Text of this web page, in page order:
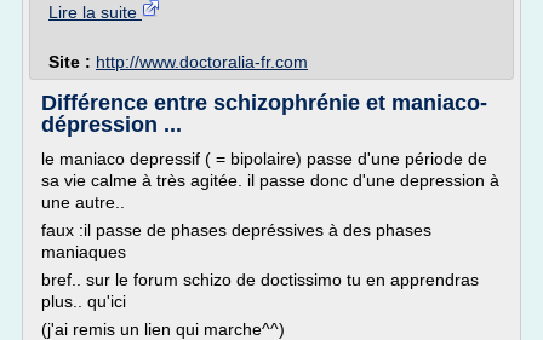
Lire la suite
Site : http://www.doctoralia-fr.com
Différence entre schizophrénie et maniaco-
dépression ...
le maniaco depressif ( = bipolaire) passe d'une période de
sa vie calme à très agitée. il passe donc d'une depression à
une autre..
faux :il passe de phases depréssives à des phases
maniaques
bref.. sur le forum schizo de doctissimo tu en apprendras
plus.. qu'ici
(j'ai remis un lien qui marche^^)